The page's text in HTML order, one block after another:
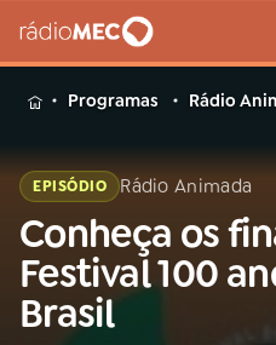
MENU
Buscar
na
Rádio
MEC
Programas Rádio
EPISÓDIO Rádio Animada
Conheça os
Festival 100
Brasil